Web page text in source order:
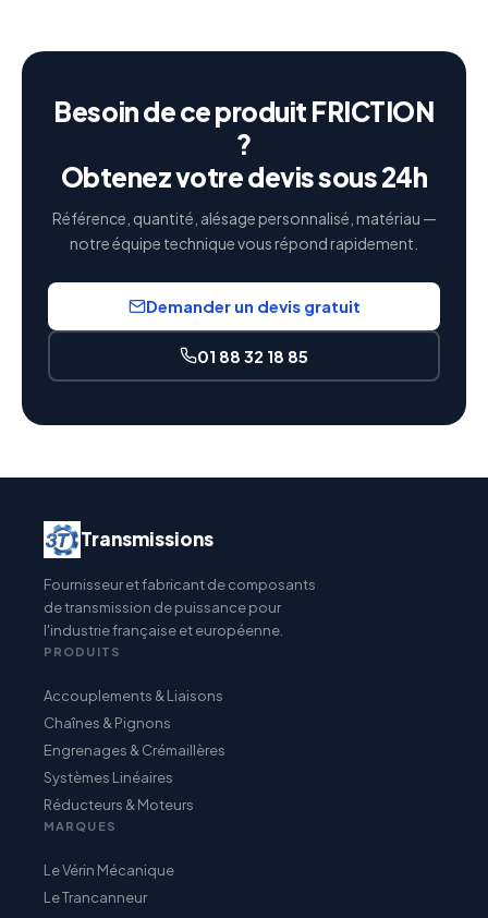
Besoin de ce produit FRICTION
?
Obtenez votre devis sous 24h
Référence, quantité, alésage personnalisé, matériau —
notre équipe technique vous répond rapidement.
Demander un devis gratuit
01 88 32 18 85
Transmissions
Fournisseur et fabricant de composants
de transmission de puissance pour
l'industrie française et européenne.
PRODUITS
Accouplements & Liaisons
Chaînes & Pignons
Engrenages & Crémaillères
Systèmes Linéaires
Réducteurs & Moteurs
MARQUES
Le Vérin Mécanique
Le Trancanneur